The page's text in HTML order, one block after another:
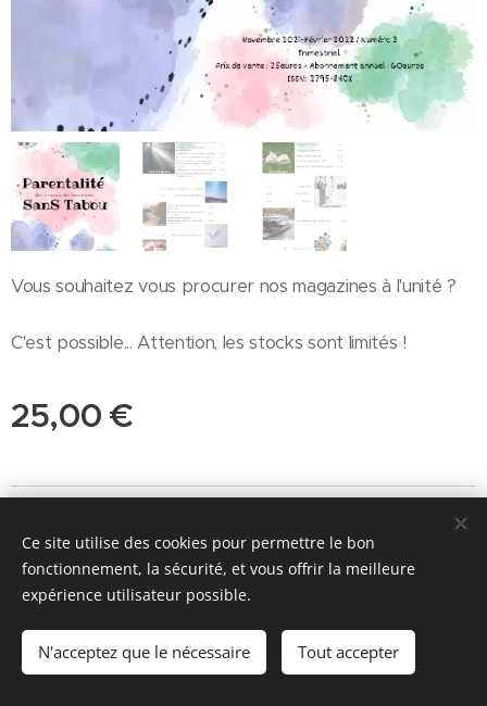
Vous souhaitez vous procurer nos magazines à l'unité ?
C'est possible... Attention, les stocks sont limités !
25,00 €
© 2026 Parentalité SanS
Tabou magazine - M. Manard, Seraing Belgique
Conditions générales de vente
Ce site utilise des cookies pour permettre le bon
fonctionnement, la sécurité, et vous offrir la meilleure
expérience utilisateur possible.
N'acceptez que le nécessaire Tout accepter